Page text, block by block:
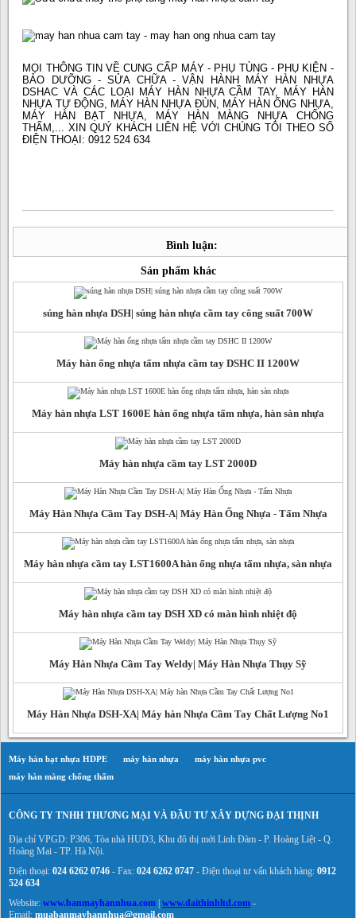
MỌI THÔNG TIN VỀ CUNG CẤP MÁY - PHỤ TÙNG - PHỤ KIỆN -
BẢO DƯỠNG - SỬA CHỮA - VẬN HÀNH MÁY HÀN NHỰA
DSHAC VÀ CÁC LOẠI MÁY HÀN NHỰA CẦM TAY, MÁY HÀN
NHỰA TỰ ĐỘNG, MÁY HÀN NHỰA ĐÙN, MÁY HÀN ỐNG NHỰA,
MÁY HÀN BẠT NHỰA, MÁY HÀN MÀNG NHỰA CHỐNG
THẤM,... XIN QUÝ KHÁCH LIÊN HỆ VỚI CHÚNG TÔI THEO SỐ
ĐIỆN THOẠI: 0912 524 634
Bình luận:
Sản phẩm khác
súng hàn nhựa DSH| súng hàn nhựa cầm tay công suất 700W
Máy hàn ống nhựa tấm nhựa cầm tay DSHC II 1200W
Máy hàn nhựa LST 1600E hàn ống nhựa tấm nhựa, hàn sàn nhựa
Máy hàn nhựa cầm tay LST 2000D
Máy Hàn Nhựa Cầm Tay DSH-A| Máy Hàn Ống Nhựa - Tấm Nhựa
Máy hàn nhựa cầm tay LST1600A hàn ống nhựa tấm nhựa, sàn nhựa
Máy hàn nhựa cầm tay DSH XD có màn hình nhiệt độ
Máy Hàn Nhựa Cầm Tay Weldy| Máy Hàn Nhựa Thụy Sỹ
Máy Hàn Nhựa DSH-XA| Máy hàn Nhựa Cầm Tay Chất Lượng No1
Máy hàn bạt nhựa HDPE máy hàn nhựa
máy hàn nhựa pvc
máy hàn màng chống thấm
CÔNG TY TNHH THƯƠNG MẠI VÀ ĐẦU TƯ XÂY DỰNG ĐẠI THỊNH
Địa chỉ VPGD: P306, Tòa nhà HUD3, Khu đô thị mới Linh Đàm - P. Hoàng Liệt - Q.
Hoàng Mai - TP. Hà Nội.
Điện thoại: 024 6262 0746 - Fax: 024 6262 0747 - Điện thoại tư vấn khách hàng: 0912
524 634
Website: www.banmayhannhua.com | www.daithinhltd.com -
Email: muabanmayhannhua@gmail.com